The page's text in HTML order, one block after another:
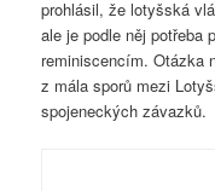
prohlásil, že lotyšská
ale je podle něj potřeba
reminiscencím. Otázka
z mála sporů mezi
spojeneckých závazků.